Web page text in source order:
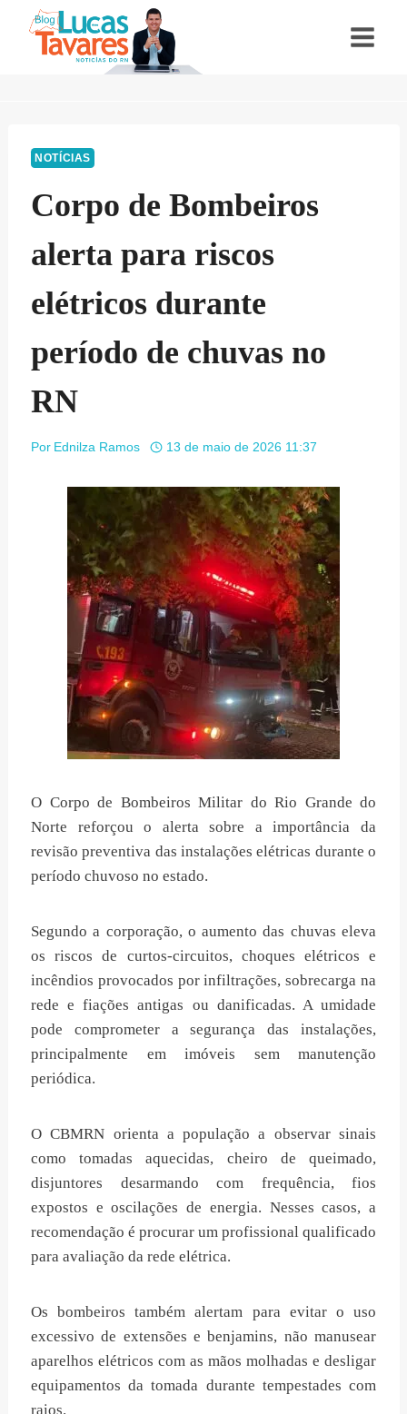
NOTÍCIAS
Corpo de Bombeiros
alerta para riscos
elétricos durante
período de chuvas no
RN
Por Ednilza Ramos 13 de maio de 2026 11:37
O Corpo de Bombeiros Militar do Rio Grande do
Norte reforçou o alerta sobre a importância da
revisão preventiva das instalações elétricas durante o
período chuvoso no estado.
Segundo a corporação, o aumento das chuvas eleva
os riscos de curtos-circuitos, choques elétricos e
incêndios provocados por infiltrações, sobrecarga na
rede e fiações antigas ou danificadas. A umidade
pode comprometer a segurança das instalações,
principalmente em imóveis sem manutenção
periódica.
O CBMRN orienta a população a observar sinais
como tomadas aquecidas, cheiro de queimado,
disjuntores desarmando com frequência, fios
expostos e oscilações de energia. Nesses casos, a
recomendação é procurar um profissional qualificado
para avaliação da rede elétrica.
Os bombeiros também alertam para evitar o uso
excessivo de extensões e benjamins, não manusear
aparelhos elétricos com as mãos molhadas e desligar
equipamentos da tomada durante tempestades com
raios.